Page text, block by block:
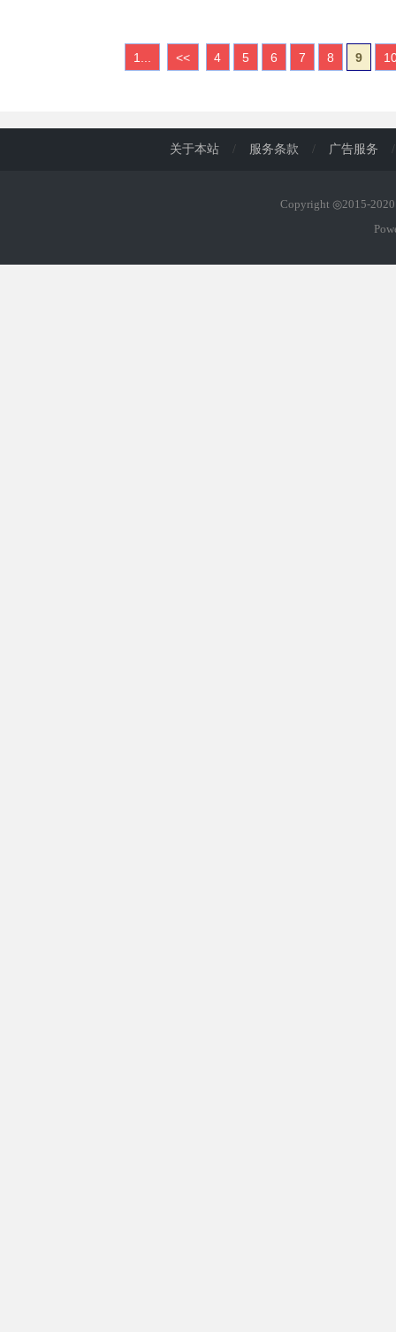
1... << 4 5 6 7 8 9
关于本站 / 服务条款 / 广告服务 /
Copyright ◎2015-